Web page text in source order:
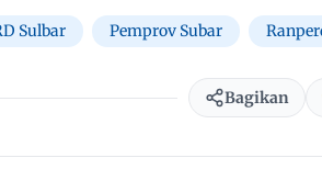
Sulbar Pemprov Subar
Bagikan